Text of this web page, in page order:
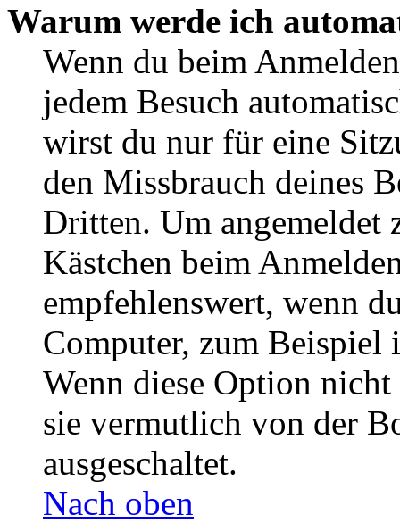
Warum werde ich
Wenn du beim
jedem Besuch
wirst du nur für eine
den Missbrauch deines
Dritten. Um angemeldet
Kästchen beim
empfehlenswert, wenn
Computer, zum Beispiel
Wenn diese Option
sie vermutlich von der
ausgeschaltet.
Nach oben